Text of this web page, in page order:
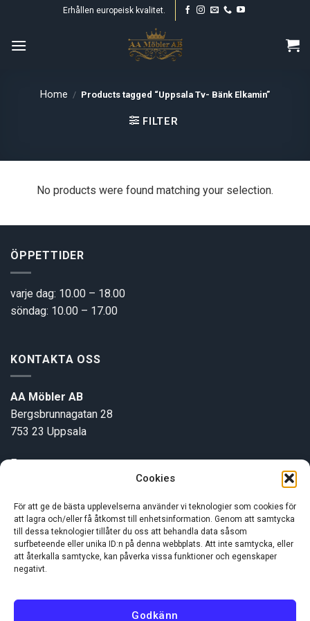
Cookies
För att ge de bästa upplevelserna använder vi teknologier som cookies för
att lagra och/eller få åtkomst till enhetsinformation. Genom att samtycka
till dessa teknologier tillåter du oss att behandla data såsom
surfbeteende eller unika ID:n på denna webbplats. Att inte samtycka, eller
att återkalla samtycke, kan påverka vissa funktioner och egenskaper
negativt.
Godkänn
content
Erhållen europeisk kvalitet.
Home / Products tagged “Uppsala Tv- Bänk Elkamin”
FILTER
No products were found matching your selection.
ÖPPETTIDER
varje dag: 10.00 – 18.00
söndag: 10.00 – 17.00
KONTAKTA OSS
AA Möbler AB
Bergsbrunnagatan 28
753 23 Uppsala
E-post:
INFORMATION
Om oss